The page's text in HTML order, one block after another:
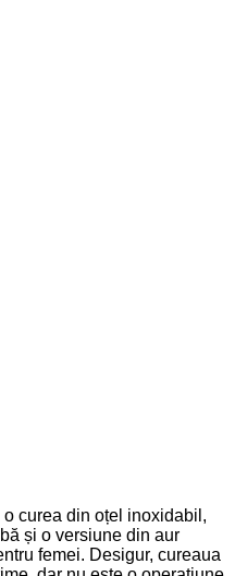
curea din oțel inoxidabil,
și o versiune din aur
femei. Desigur, cureaua